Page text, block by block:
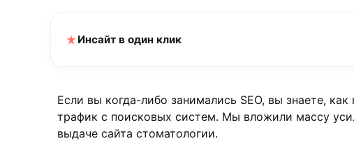
Инсайт в один клик
Если вы когда-либо занимались SEO, вы знаете,
трафик с поисковых систем. Мы вложили массу
выдаче сайта стоматологии.